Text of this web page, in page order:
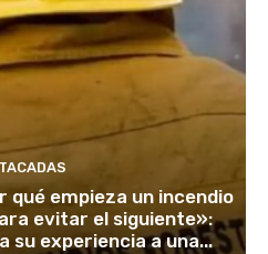
qué empieza un incendio
evitar el siguiente»:
su experiencia a una...